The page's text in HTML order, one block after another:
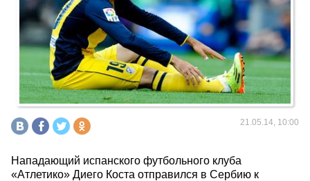
21.05.14, 10:00
Нападающий испанского футбольного клуба
«Атлетико» Диего Коста отправился в Сербию к